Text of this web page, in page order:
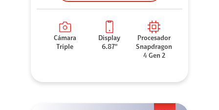
Cámara
Triple
Display
6.87"
Procesador
Snapdragon
4 Gen 2